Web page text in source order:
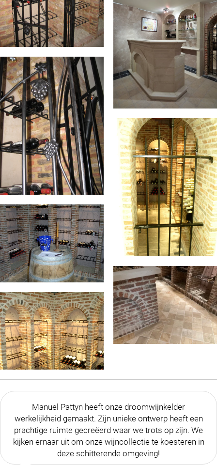
Manuel Pattyn heeft onze droomwijnkelder
werkelijkheid gemaakt. Zijn unieke ontwerp heeft een
prachtige ruimte gecreëerd waar we trots op zijn. We
kijken ernaar uit om onze wijncollectie te koesteren in
deze schitterende omgeving!